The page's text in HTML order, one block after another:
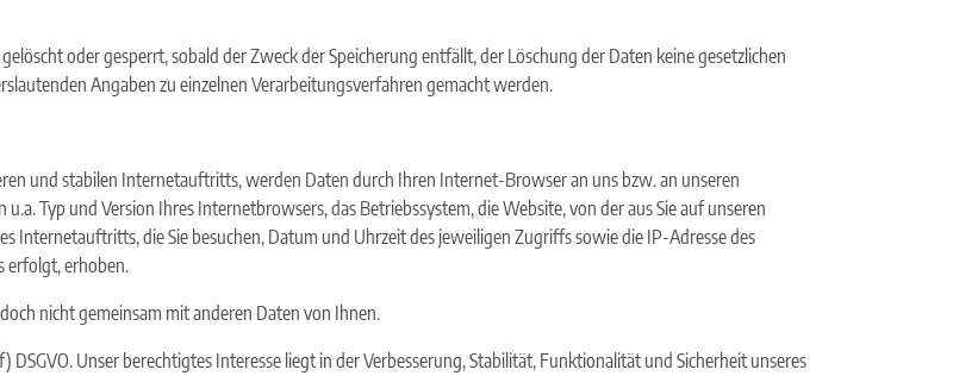
oder gesperrt, sobald der Zweck der Speicherung entfällt, der Löschung der Daten keine gesetzlichen
Angaben zu einzelnen Verarbeitungsverfahren gemacht werden.
und stabilen Internetauftritts, werden Daten durch Ihren Internet-Browser an uns bzw. an unseren
Typ und Version Ihres Internetbrowsers, das Betriebssystem, die Website, von der aus Sie auf unseren
Internetauftritts, die Sie besuchen, Datum und Uhrzeit des jeweiligen Zugriffs sowie die IP-Adresse des
erfolgt, erhoben.
nicht gemeinsam mit anderen Daten von Ihnen.
Unser berechtigtes Interesse liegt in der Verbesserung, Stabilität, Funktionalität und Sicherheit unseres